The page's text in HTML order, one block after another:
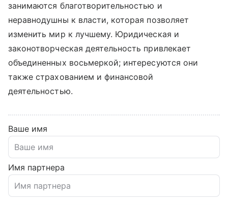
занимаются благотворительностью и
неравнодушны к власти, которая позволяет
изменить мир к лучшему. Юридическая и
законотворческая деятельность привлекает
объединенных восьмеркой; интересуются они
также страхованием и финансовой
деятельностью.
Ваше имя
Имя партнера